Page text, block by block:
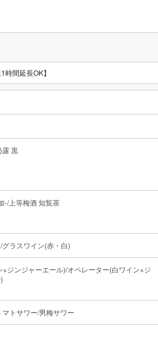
間延長OK】
露 黒
-/上等梅酒 知覧茶
ラスワイン(赤・白)
+ジンジャーエール)/オペレーター(白ワイン+ジ
トサワー/男梅サワー